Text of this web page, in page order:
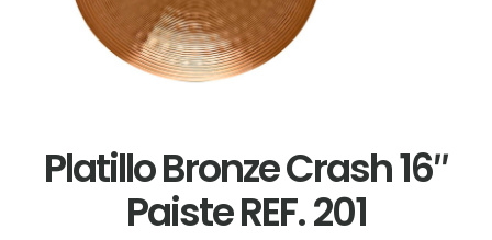
Platillo Bronze Crash 16″
Paiste REF. 201